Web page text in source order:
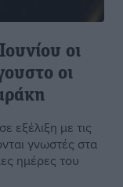
οι
οι
εξέλιξη με τις
γνωστές στα
ημέρες του